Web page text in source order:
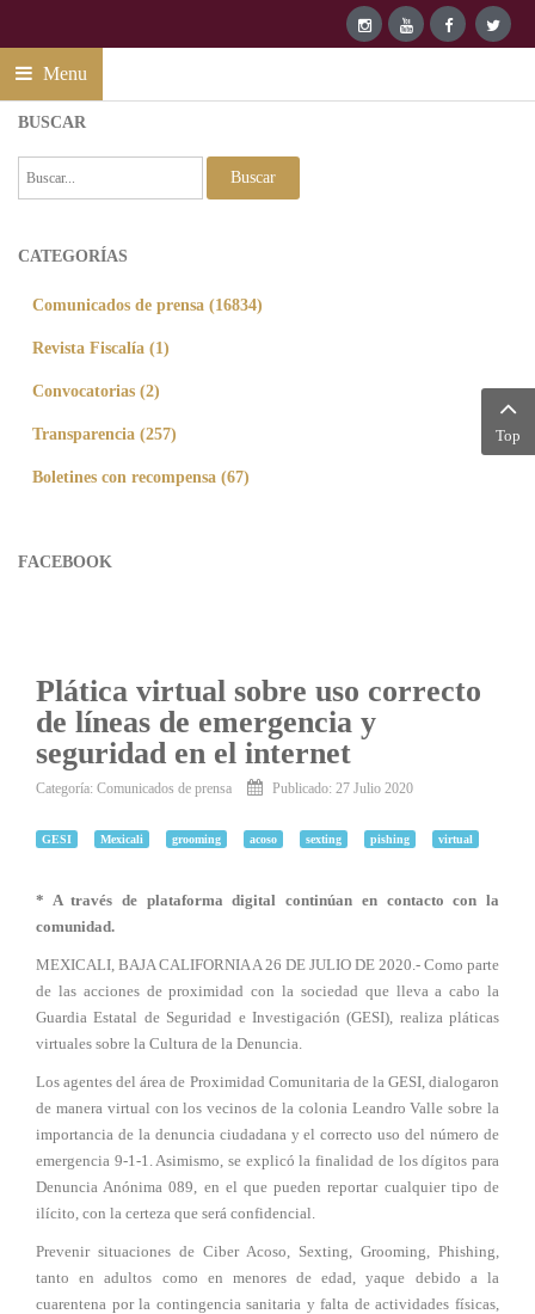
Menu
BUSCAR
Buscar
CATEGORÍAS
Comunicados de prensa (16834)
Revista Fiscalía (1)
Convocatorias (2)
Transparencia (257)
Boletines con recompensa (67)
FACEBOOK
Plática virtual sobre uso correcto
de líneas de emergencia y
seguridad en el internet
Categoría: Comunicados de prensa Publicado: 27 Julio 2020
GESI Mexicali grooming acoso sexting pishing virtual
* A través de plataforma digital continúan en contacto con la
comunidad.
MEXICALI, BAJA CALIFORNIA A 26 DE JULIO DE 2020.- Como parte
de las acciones de proximidad con la sociedad que lleva a cabo la
Guardia Estatal de Seguridad e Investigación (GESI), realiza pláticas
virtuales sobre la Cultura de la Denuncia.
Los agentes del área de Proximidad Comunitaria de la GESI, dialogaron
de manera virtual con los vecinos de la colonia Leandro Valle sobre la
importancia de la denuncia ciudadana y el correcto uso del número de
emergencia 9-1-1. Asimismo, se explicó la finalidad de los dígitos para
Denuncia Anónima 089, en el que pueden reportar cualquier tipo de
ilícito, con la certeza que será confidencial.
Prevenir situaciones de Ciber Acoso, Sexting, Grooming, Phishing,
tanto en adultos como en menores de edad, yaque debido a la
cuarentena por la contingencia sanitaria y falta de actividades físicas,
Top